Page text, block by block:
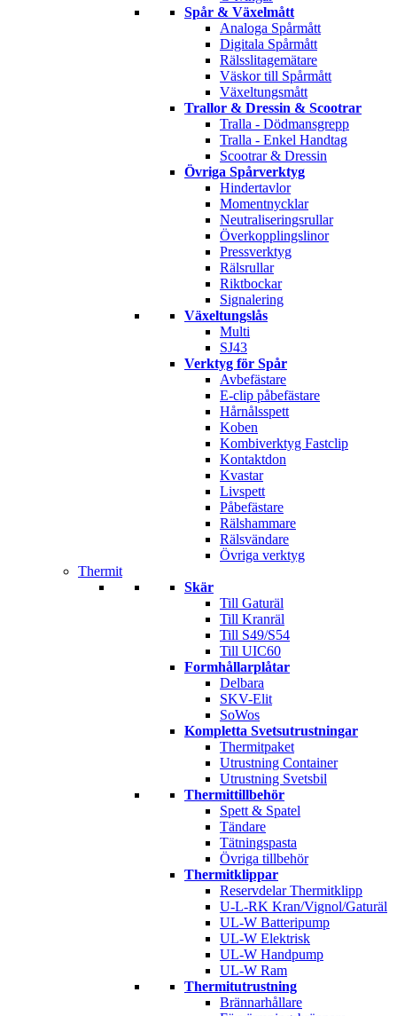
Spår & Växelmått
Analoga Spårmått
Digitala Spårmått
Rälsslitagemätare
Väskor till Spårmått
Växeltungsmått
Trallor & Dressin & Scootrar
Tralla - Dödmansgrepp
Tralla - Enkel Handtag
Scootrar & Dressin
Övriga Spårverktyg
Hindertavlor
Momentnycklar
Neutraliseringsrullar
Överkopplingslinor
Pressverktyg
Rälsrullar
Riktbockar
Signalering
Växeltungslås
Multi
SJ43
Verktyg för Spår
Avbefästare
E-clip påbefästare
Hårnålsspett
Koben
Kombiverktyg Fastclip
Kontaktdon
Kvastar
Livspett
Påbefästare
Rälshammare
Rälsvändare
Övriga verktyg
Thermit
Skär
Till Gaturäl
Till Kranräl
Till S49/S54
Till UIC60
Formhållarplåtar
Delbara
SKV-Elit
SoWos
Kompletta Svetsutrustningar
Thermitpaket
Utrustning Container
Utrustning Svetsbil
Thermittillbehör
Spett & Spatel
Tändare
Tätningspasta
Övriga tillbehör
Thermitklippar
Reservdelar Thermitklipp
U-L-RK Kran/Vignol/Gaturäl
UL-W Batteripump
UL-W Elektrisk
UL-W Handpump
UL-W Ram
Thermitutrustning
Brännarhållare